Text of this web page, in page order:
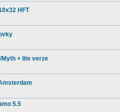
HFT
+ lite verze
5.5